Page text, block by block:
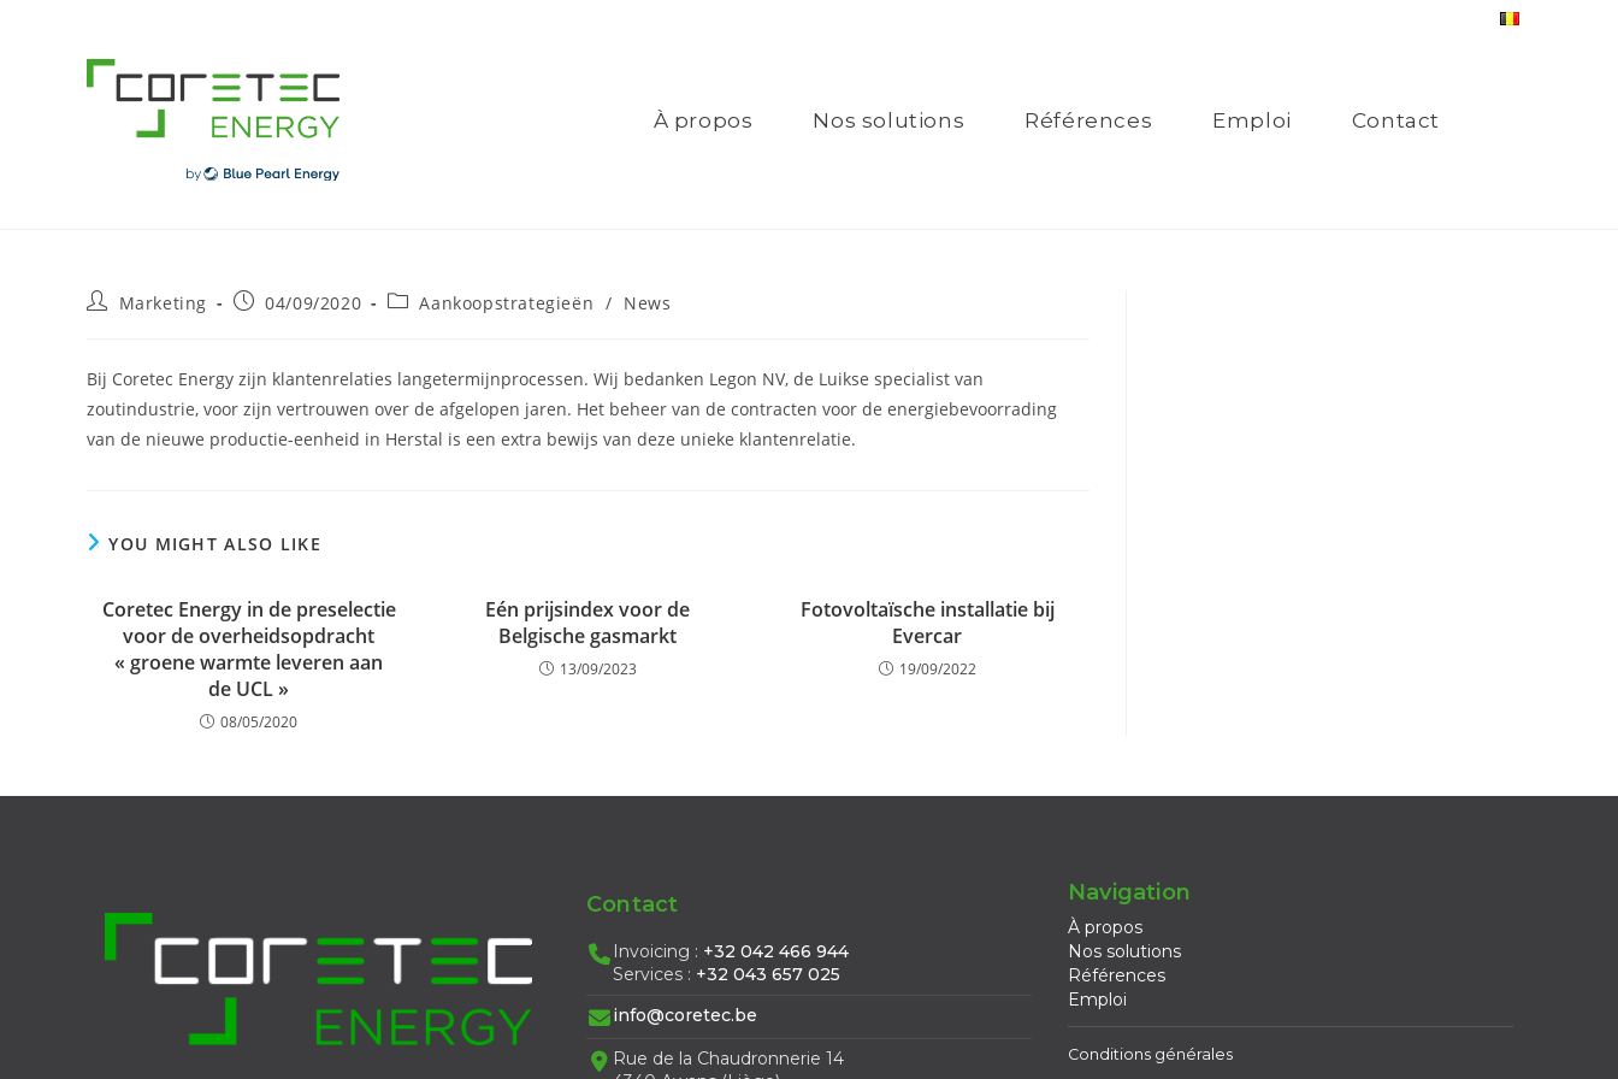
À propos Nos solutions Références Emploi Contact
PostMarketing
Post04/09/2020
PostAankoopstrategieën / News
Bij Coretec Energy zijn klantenrelaties langetermijnprocessen. Wij bedanken Legon NV, de Luikse specialist van
zoutindustrie, voor zijn vertrouwen over de afgelopen jaren. Het beheer van de contracten voor de energiebevoorrading
van de nieuwe productie-eenheid in Herstal is een extra bewijs van deze unieke klantenrelatie.
YOU MIGHT ALSO LIKE
Coretec Energy in de preselectie
voor de overheidsopdracht
« groene warmte leveren aan
de UCL »
08/05/2020
Eén prijsindex voor de
Belgische gasmarkt
13/09/2023
Fotovoltaïsche installatie bij
Evercar
19/09/2022
Contact
Invoicing : +32 042 466 944
Services : +32 043 657 025
info@coretec.be
Rue de la Chaudronnerie 14
Navigation
À propos
Nos solutions
Références
Emploi
Conditions générales